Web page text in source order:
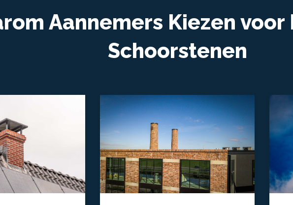
Aannemers Kiezen voor
Schoorstenen